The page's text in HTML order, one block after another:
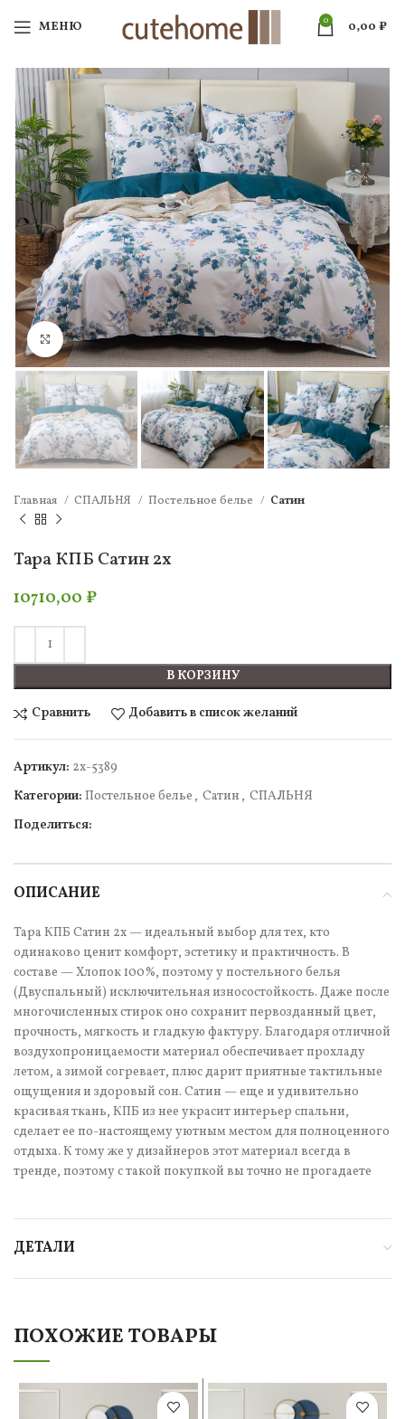
МЕНЮ 0 0,00 ₽
Нажмите, чтобы увеличить
Главная СПАЛЬНЯ Постельное белье Сатин
Тара КПБ Сатин 2х
10710,00 ₽
В КОРЗИНУ
Сравнить Добавить в список желаний
Артикул: 2х-5389
Категории: Постельное белье , Сатин , СПАЛЬНЯ
Поделиться:
ОПИСАНИЕ
Тара КПБ Сатин 2х — идеальный выбор для тех, кто
одинаково ценит комфорт, эстетику и практичность. В
составе — Хлопок 100%, поэтому у постельного белья
(Двуспальный) исключительная износостойкость. Даже после
многочисленных стирок оно сохранит первозданный цвет,
прочность, мягкость и гладкую фактуру. Благодаря отличной
воздухопроницаемости материал обеспечивает прохладу
летом, а зимой согревает, плюс дарит приятные тактильные
ощущения и здоровый сон. Сатин — еще и удивительно
красивая ткань, КПБ из нее украсит интерьер спальни,
сделает ее по-настоящему уютным местом для полноценного
отдыха. К тому же у дизайнеров этот материал всегда в
тренде, поэтому с такой покупкой вы точно не прогадаете
ДЕТАЛИ
ПОХОЖИЕ ТОВАРЫ